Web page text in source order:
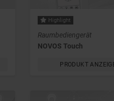
Highlight
Raumbediengerät
NOVOS Touch
PRODUKT